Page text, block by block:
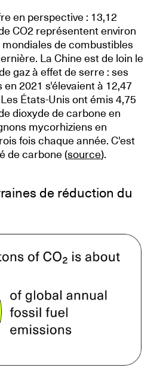
en perspective : 13,12
CO2 représentent environ
de combustibles
La Chine est de loin le
gaz à effet de serre : ses
2021 s'élevaient à 12,47
États-Unis ont émis 4,75
dioxyde de carbone en
mycorhiziens en
fois chaque année. C'est
de carbone (source).
de réduction du